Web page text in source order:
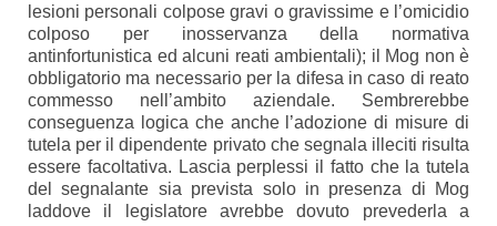
lesioni personali colpose gravi o gravissime e l’omicidio
colposo per inosservanza della normativa
antinfortunistica ed alcuni reati ambientali); il Mog non è
obbligatorio ma necessario per la difesa in caso di reato
commesso nell’ambito aziendale. Sembrerebbe
conseguenza logica che anche l’adozione di misure di
tutela per il dipendente privato che segnala illeciti risulta
essere facoltativa. Lascia perplessi il fatto che la tutela
del segnalante sia prevista solo in presenza di Mog
laddove il legislatore avrebbe dovuto prevederla a